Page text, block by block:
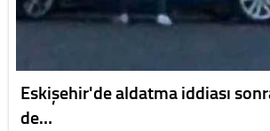
Eskişehir'de aldatma iddiası
de…